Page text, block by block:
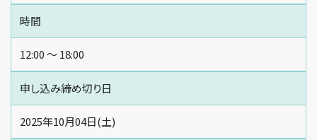
時間
12:00 〜 18:00
申し込み締め切り日
2025年10月04日(土)